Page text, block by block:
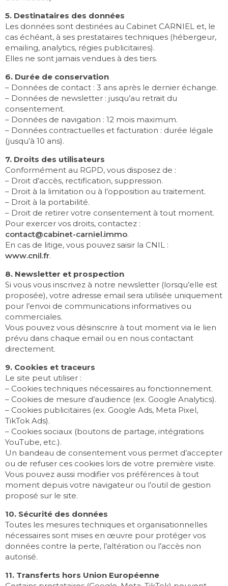
5. Destinataires des données
Les données sont destinées au Cabinet CARNIEL et, le
cas échéant, à ses prestataires techniques (hébergeur,
emailing, analytics, régies publicitaires).
Elles ne sont jamais vendues à des tiers.
6. Durée de conservation
– Données de contact : 3 ans après le dernier échange.
– Données de newsletter : jusqu’au retrait du
consentement.
– Données de navigation : 12 mois maximum.
– Données contractuelles et facturation : durée légale
(jusqu’à 10 ans).
7. Droits des utilisateurs
Conformément au RGPD, vous disposez de :
– Droit d’accès, rectification, suppression.
– Droit à la limitation ou à l’opposition au traitement.
– Droit à la portabilité.
– Droit de retirer votre consentement à tout moment.
Pour exercer vos droits, contactez :
contact@cabinet-carniel.immo.
En cas de litige, vous pouvez saisir la CNIL :
www.cnil.fr.
8. Newsletter et prospection
Si vous vous inscrivez à notre newsletter (lorsqu’elle est
proposée), votre adresse email sera utilisée uniquement
pour l’envoi de communications informatives ou
commerciales.
Vous pouvez vous désinscrire à tout moment via le lien
prévu dans chaque email ou en nous contactant
directement.
9. Cookies et traceurs
Le site peut utiliser :
– Cookies techniques nécessaires au fonctionnement.
– Cookies de mesure d’audience (ex. Google Analytics).
– Cookies publicitaires (ex. Google Ads, Meta Pixel,
TikTok Ads).
– Cookies sociaux (boutons de partage, intégrations
YouTube, etc.).
Un bandeau de consentement vous permet d’accepter
ou de refuser ces cookies lors de votre première visite.
Vous pouvez aussi modifier vos préférences à tout
moment depuis votre navigateur ou l’outil de gestion
proposé sur le site.
10. Sécurité des données
Toutes les mesures techniques et organisationnelles
nécessaires sont mises en œuvre pour protéger vos
données contre la perte, l’altération ou l’accès non
autorisé.
11. Transferts hors Union Européenne